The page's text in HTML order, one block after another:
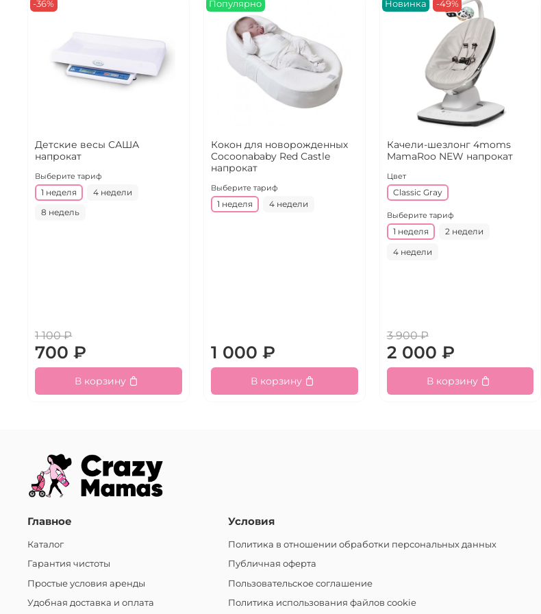
-36%
Детские весы САША
напрокат
Выберите тариф
1 неделя
4 недели
8 недель
1 100 ₽
700 ₽
В корзину
Популярно
Кокон для новорожденных
Cocoonababy Red Castle
напрокат
Выберите тариф
1 неделя 4 недели
1 000 ₽
В корзину
Новинка -49%
Качели-шезлонг 4moms
MamaRoo NEW напрокат
Цвет
Classic Gray
Выберите тариф
1 неделя
2 недели
4 недели
3 900 ₽
2 000 ₽
В корзину
Главное
Каталог
Гарантия чистоты
Простые условия аренды
Удобная доставка и оплата
Условия
Политика в отношении обработки персональных данных
Публичная оферта
Пользовательское соглашение
Политика использования файлов cookie